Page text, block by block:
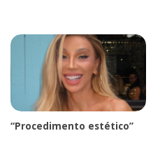
“Procedimento estético”